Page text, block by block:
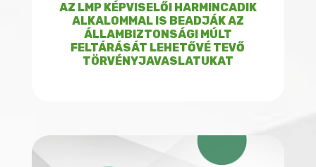
AZ LMP KÉPVISELŐI HARMINCADIK
ALKALOMMAL IS BEADJÁK AZ
ÁLLAMBIZTONSÁGI MÚLT
FELTÁRÁSÁT LEHETŐVÉ TEVŐ
TÖRVÉNYJAVASLATUKAT